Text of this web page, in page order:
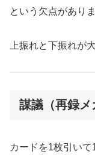
という欠点がありま
上振れと下振れが
謀議（再録メ
カードを1枚引いて